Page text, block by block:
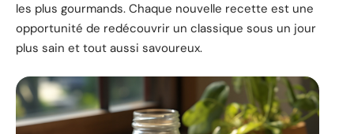
les plus gourmands. Chaque nouvelle recette est une
opportunité de redécouvrir un classique sous un jour
plus sain et tout aussi savoureux.